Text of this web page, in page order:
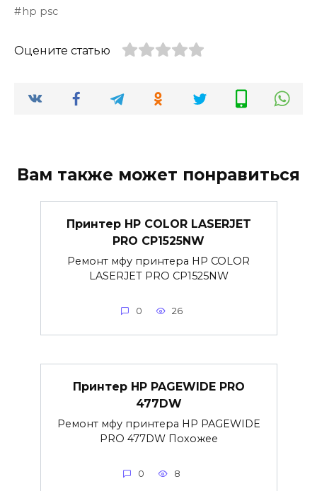
hp psc
Оцените статью
Вам также может понравиться
Принтер HP COLOR LASERJET
PRO CP1525NW
Ремонт мфу принтера HP COLOR
LASERJET PRO CP1525NW
0 26
Принтер HP PAGEWIDE PRO
477DW
Ремонт мфу принтера HP PAGEWIDE
PRO 477DW Похожее
0 8